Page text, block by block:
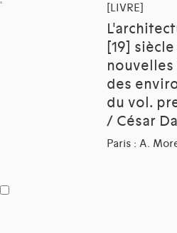
[LIVRE]
[19]
nouvelles
des
du vol.
/ César
Paris : A.